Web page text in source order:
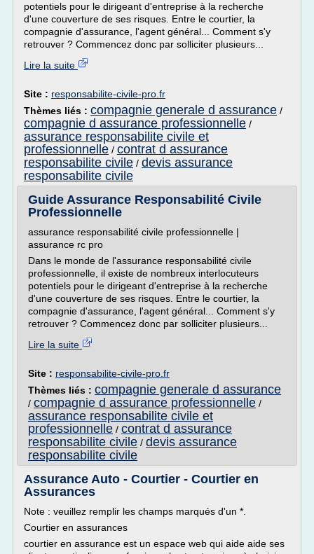
potentiels pour le dirigeant d'entreprise à la recherche
d'une couverture de ses risques. Entre le courtier, la
compagnie d'assurance, l'agent général... Comment s'y
retrouver ? Commencez donc par solliciter plusieurs...
Lire la suite
Site : responsabilite-civile-pro.fr
Thèmes liés : compagnie generale d assurance /
compagnie d assurance professionnelle /
assurance responsabilite civile et
professionnelle / contrat d assurance
responsabilite civile / devis assurance
responsabilite civile
Guide Assurance Responsabilité Civile
Professionnelle
assurance responsabilité civile professionnelle |
assurance rc pro
Dans le monde de l'assurance responsabilité civile
professionnelle, il existe de nombreux interlocuteurs
potentiels pour le dirigeant d'entreprise à la recherche
d'une couverture de ses risques. Entre le courtier, la
compagnie d'assurance, l'agent général... Comment s'y
retrouver ? Commencez donc par solliciter plusieurs...
Lire la suite
Site : responsabilite-civile-pro.fr
Thèmes liés : compagnie generale d assurance
/ compagnie d assurance professionnelle /
assurance responsabilite civile et
professionnelle / contrat d assurance
responsabilite civile / devis assurance
responsabilite civile
Assurance Auto - Courtier - Courtier en
Assurances
Note : veuillez remplir les champs marqués d'un *.
Courtier en assurances
courtier en assurance est un espace web qui aide aide ses